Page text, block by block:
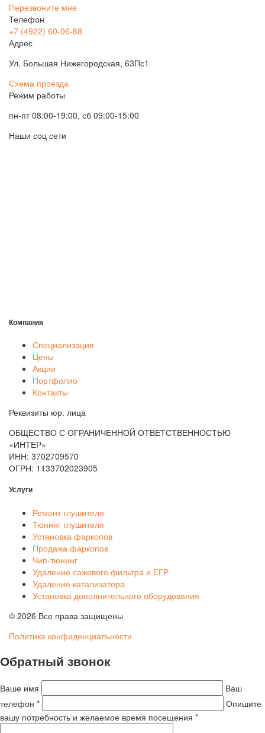
Перезвоните мне
Телефон
+7 (4922) 60-06-88
Адрес
Ул. Большая Нижегородская, 63Пс1
Схема проезда
Режим работы
пн-пт 08:00-19:00, сб 09:00-15:00
Наши соц сети
Компания
Специализация
Цены
Акции
Портфолио
Контакты
Реквизиты юр. лица
ОБЩЕСТВО С ОГРАНИЧЕННОЙ ОТВЕТСТВЕННОСТЬЮ
«ИНТЕР»
ИНН: 3702709570
ОГРН: 1133702023905
Услуги
Ремонт глушителя
Тюнинг глушителя
Установка фаркопов
Продажа фаркопов
Чип-тюнинг
Удаление сажевого фильтра и ЕГР
Удаление катализатора
Установка дополнительного оборудования
© 2026 Все права защищены
Политика конфиденциальности
Обратный звонок
Ваше имя
Ваш
телефон *
Опишите
вашу потребность и желаемое время посещения *